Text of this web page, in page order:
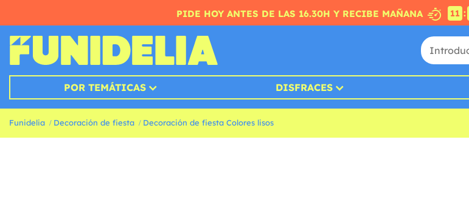
PIDE HOY ANTES DE LAS 16.30H Y RECIBE MAÑANA 11 :
POR TEMÁTICAS DISFRACES
Funidelia Decoración de fiesta Decoración de fiesta Colores lisos